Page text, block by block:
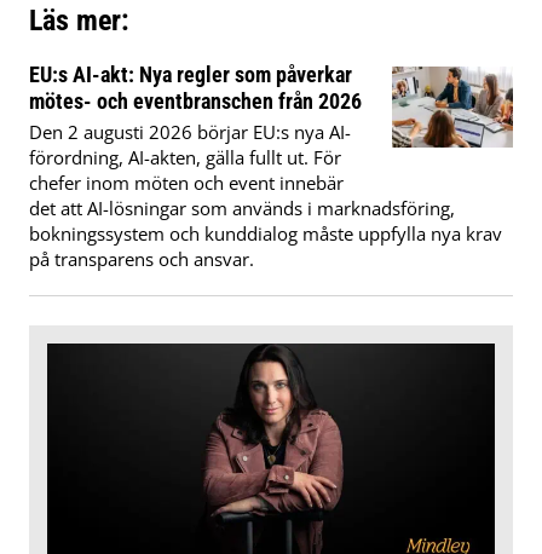
Läs mer:
EU:s AI-akt: Nya regler som påverkar
mötes- och eventbranschen från 2026
Den 2 augusti 2026 börjar EU:s nya AI-
förordning, AI-akten, gälla fullt ut. För
chefer inom möten och event innebär
det att AI-lösningar som används i marknadsföring,
bokningssystem och kunddialog måste uppfylla nya krav
på transparens och ansvar.